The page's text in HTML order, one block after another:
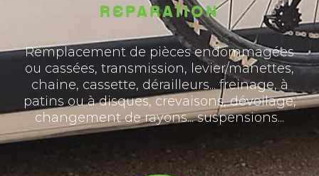
REPARATION
Remplacement de pièces endommagées
ou cassées, transmission, levier/manettes,
chaine, cassette, dérailleurs... freinage, à
patins ou à disques, crevaisons, dévoilage,
changement de rayons... suspensions...